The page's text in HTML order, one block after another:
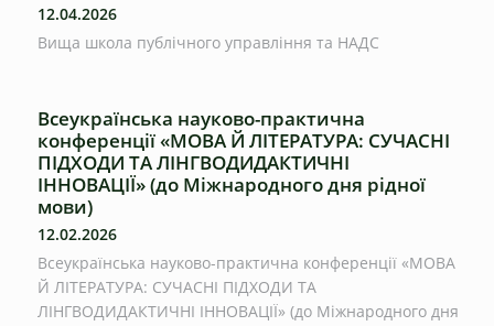
12.04.2026
Вища школа публічного управління та НАДС
Всеукраїнська науково-практична
конференції «МОВА Й ЛІТЕРАТУРА: СУЧАСНІ
ПІДХОДИ ТА ЛІНГВОДИДАКТИЧНІ
ІННОВАЦІЇ» (до Міжнародного дня рідної
мови)
12.02.2026
Всеукраїнська науково-практична конференції «МОВА
Й ЛІТЕРАТУРА: СУЧАСНІ ПІДХОДИ ТА
ЛІНГВОДИДАКТИЧНІ ІННОВАЦІЇ» (до Міжнародного дня